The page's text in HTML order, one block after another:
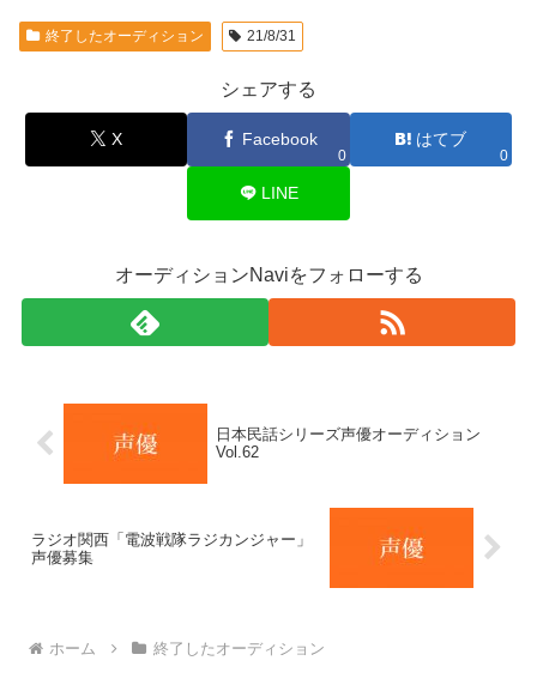
終了したオーディション 21/8/31
シェアする
X Facebook
0
はてブ
0
LINE
オーディションNaviをフォローする
日本民話シリーズ声優オーディション
Vol.62
ラジオ関西「電波戦隊ラジカンジャー」
声優募集
ホーム 終了したオーディション